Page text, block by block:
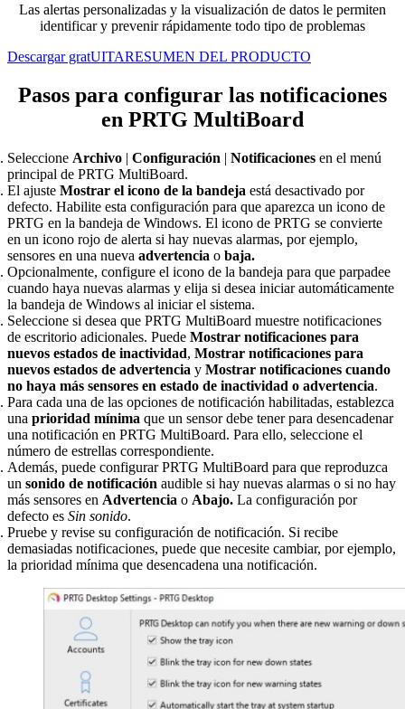
Las alertas personalizadas y la visualización de datos le permiten
identificar y prevenir rápidamente todo tipo de problemas
Descargar gratUITARESUMEN DEL PRODUCTO
Pasos para configurar las notificaciones
en PRTG MultiBoard
Seleccione Archivo | Configuración | Notificaciones en el menú
principal de PRTG MultiBoard.
El ajuste Mostrar el icono de la bandeja está desactivado por
defecto. Habilite esta configuración para que aparezca un icono de
PRTG en la bandeja de Windows. El icono de PRTG se convierte
en un icono rojo de alerta si hay nuevas alarmas, por ejemplo,
sensores en una nueva advertencia o baja.
Opcionalmente, configure el icono de la bandeja para que parpadee
cuando haya nuevas alarmas y elija si desea iniciar automáticamente
la bandeja de Windows al iniciar el sistema.
Seleccione si desea que PRTG MultiBoard muestre notificaciones
de escritorio adicionales. Puede Mostrar notificaciones para
nuevos estados de inactividad, Mostrar notificaciones para
nuevos estados de advertencia y Mostrar notificaciones cuando
no haya más sensores en estado de inactividad o advertencia.
Para cada una de las opciones de notificación habilitadas, establezca
una prioridad mínima que un sensor debe tener para desencadenar
una notificación en PRTG MultiBoard. Para ello, seleccione el
número de estrellas correspondiente.
Además, puede configurar PRTG MultiBoard para que reproduzca
un sonido de notificación audible si hay nuevas alarmas o si no hay
más sensores en Advertencia o Abajo. La configuración por
defecto es Sin sonido.
Pruebe y revise su configuración de notificación. Si recibe
demasiadas notificaciones, puede que necesite cambiar, por ejemplo,
la prioridad mínima que desencadena una notificación.